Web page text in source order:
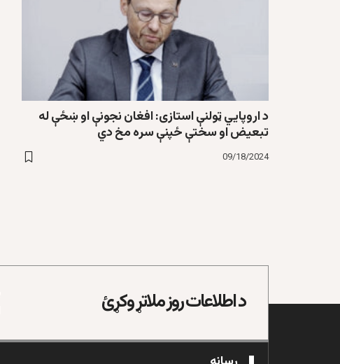
د اروپايي ټولنې استازی: افغان نجونې او ښځې له
تبعیض او سختې ځپنې سره مخ دي
09/18/2024
د اطلاعات روز ملاتړ وکړئ